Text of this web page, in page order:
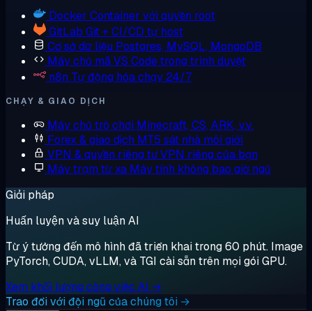
Docker Container với quyền root
GitLab Git + CI/CD tự host
Cơ sở dữ liệu Postgres, MySQL, MongoDB
Máy chủ mãVS Code trong trình duyệt
n8n Tự động hóa chạy 24/7
CHẠY & GIAO DỊCH
Máy chủ trò chơi Minecraft, CS, ARK, v.v.
Forex & giao dịch MT5 sát nhà môi giới
VPN & quyền riêng tưVPN riêng của bạn
Máy trạm từ xa Máy tính không bao giờ ngủ
Giải pháp
Huấn luyện và suy luận AI
Từ ý tưởng đến mô hình đã triển khai trong 60 phút. Image
PyTorch, CUDA, vLLM, và TGI cài sẵn trên mọi gói GPU.
Xem khối lượng công việc AI →
Trao đổi với đội ngũ của chúng tôi →